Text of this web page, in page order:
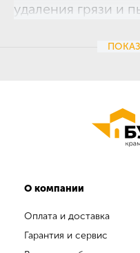
удаления грязи и
минимоек —
и затрат времени.
Основные
Будкрам» — это
службы, экономия
мобильность и
О компании
Оплата и доставка
Гарантия и сервис